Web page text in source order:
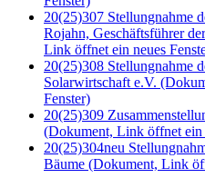
20(25)307 Stellungnahme
Rojahn, Geschäftsführer
Link öffnet ein neues
20(25)308 Stellungnahme
Solarwirtschaft e.V.
Fenster)
20(25)309
(Dokument, Link öffnet ein
20(25)304neu
Bäume (Dokument, Link